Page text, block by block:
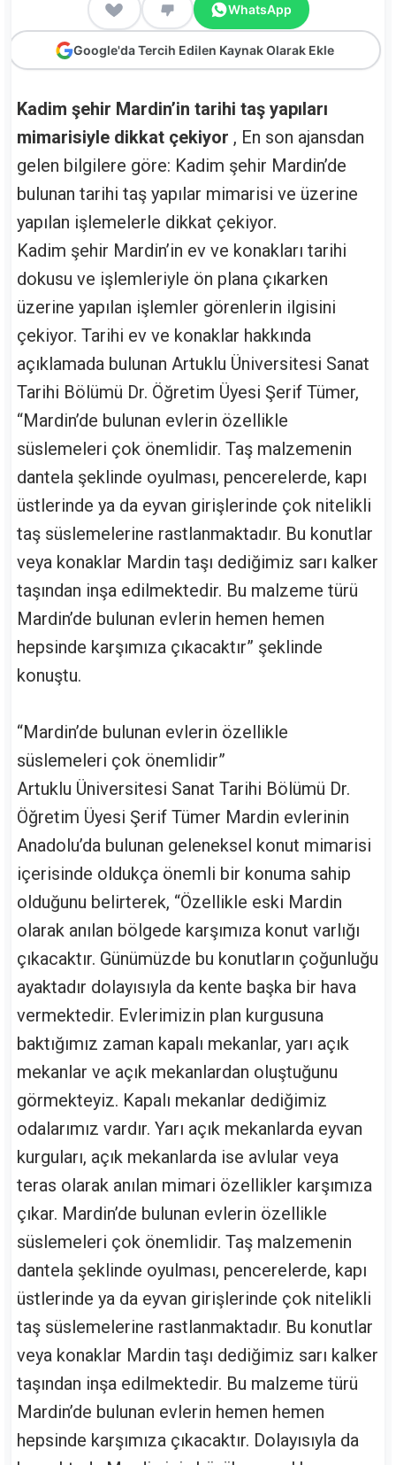
WhatsApp
Google'da Tercih Edilen Kaynak Olarak Ekle
Kadim şehir Mardin’in tarihi taş yapıları
mimarisiyle dikkat çekiyor , En son ajansdan
gelen bilgilere göre: Kadim şehir Mardin’de
bulunan tarihi taş yapılar mimarisi ve üzerine
yapılan işlemelerle dikkat çekiyor.
Kadim şehir Mardin’in ev ve konakları tarihi
dokusu ve işlemleriyle ön plana çıkarken
üzerine yapılan işlemler görenlerin ilgisini
çekiyor. Tarihi ev ve konaklar hakkında
açıklamada bulunan Artuklu Üniversitesi Sanat
Tarihi Bölümü Dr. Öğretim Üyesi Şerif Tümer,
“Mardin’de bulunan evlerin özellikle
süslemeleri çok önemlidir. Taş malzemenin
dantela şeklinde oyulması, pencerelerde, kapı
üstlerinde ya da eyvan girişlerinde çok nitelikli
taş süslemelerine rastlanmaktadır. Bu konutlar
veya konaklar Mardin taşı dediğimiz sarı kalker
taşından inşa edilmektedir. Bu malzeme türü
Mardin’de bulunan evlerin hemen hemen
hepsinde karşımıza çıkacaktır” şeklinde
konuştu.
“Mardin’de bulunan evlerin özellikle
süslemeleri çok önemlidir”
Artuklu Üniversitesi Sanat Tarihi Bölümü Dr.
Öğretim Üyesi Şerif Tümer Mardin evlerinin
Anadolu’da bulunan geleneksel konut mimarisi
içerisinde oldukça önemli bir konuma sahip
olduğunu belirterek, “Özellikle eski Mardin
olarak anılan bölgede karşımıza konut varlığı
çıkacaktır. Günümüzde bu konutların çoğunluğu
ayaktadır dolayısıyla da kente başka bir hava
vermektedir. Evlerimizin plan kurgusuna
baktığımız zaman kapalı mekanlar, yarı açık
mekanlar ve açık mekanlardan oluştuğunu
görmekteyiz. Kapalı mekanlar dediğimiz
odalarımız vardır. Yarı açık mekanlarda eyvan
kurguları, açık mekanlarda ise avlular veya
teras olarak anılan mimari özellikler karşımıza
çıkar. Mardin’de bulunan evlerin özellikle
süslemeleri çok önemlidir. Taş malzemenin
dantela şeklinde oyulması, pencerelerde, kapı
üstlerinde ya da eyvan girişlerinde çok nitelikli
taş süslemelerine rastlanmaktadır. Bu konutlar
veya konaklar Mardin taşı dediğimiz sarı kalker
taşından inşa edilmektedir. Bu malzeme türü
Mardin’de bulunan evlerin hemen hemen
hepsinde karşımıza çıkacaktır. Dolayısıyla da